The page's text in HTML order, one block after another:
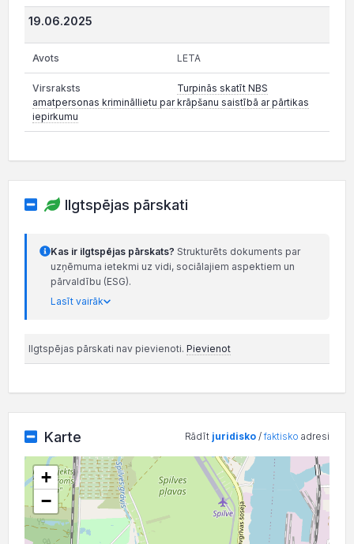
19.06.2025
LETA
Turpinās skatīt NBS
amatpersonas krimināllietu par krāpšanu saistībā ar pārtikas
iepirkumu
Ilgtspējas pārskati
Kas ir ilgtspējas pārskats? Strukturēts dokuments par
uzņēmuma ietekmi uz vidi, sociālajiem aspektiem un
pārvaldību (ESG).
Lasīt vairāk
Ilgtspējas pārskati nav pievienoti. Pievienot
Karte Rādīt juridisko /faktisko adresi
+
−